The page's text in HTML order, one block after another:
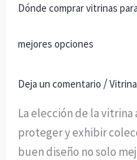
Dónde comprar vitrinas
mejores opciones
Deja un comentario /
La elección de la vitrina
proteger y exhibir
buen diseño no solo
opciones